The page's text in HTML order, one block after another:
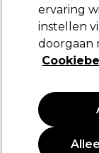
L'Oréal
Performer
(0
PROMOTIE
ervaring
instellen
doorgaan